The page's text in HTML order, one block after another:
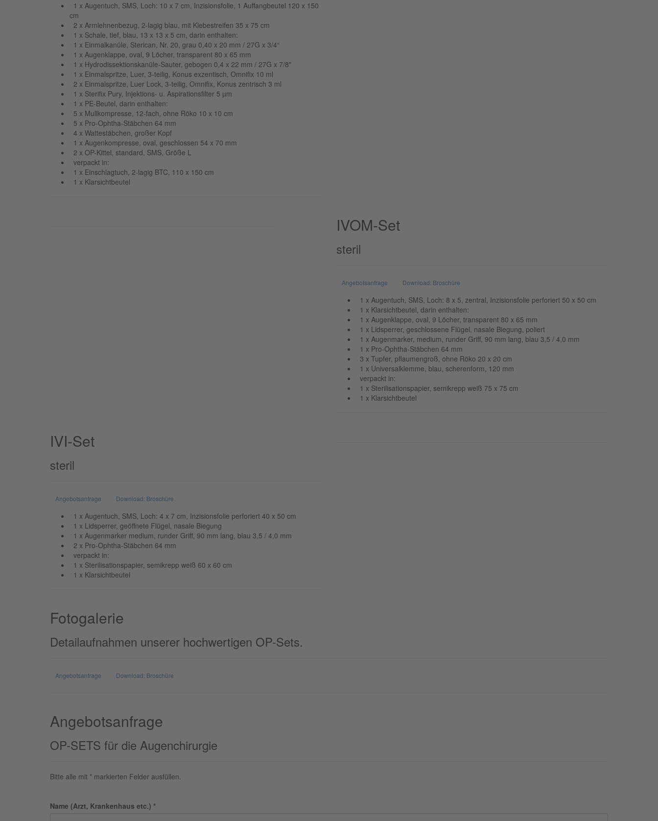
1 x Augentuch, SMS, Loch: 10 x 7 cm, Inzisionsfolie, 1 Auffangbeutel 120 x 150
cm
2 x Armlehnenbezug, 2-lagig blau, mit Klebestreifen 35 x 75 cm
1 x Schale, tief, blau, 13 x 13 x 5 cm, darin enthalten:
1 x Einmalkanüle, Sterican, Nr. 20, grau 0,40 x 20 mm / 27G x 3/4“
1 x Augenklappe, oval, 9 Löcher, transparent 80 x 65 mm
1 x Hydrodissektionskanüle-Sauter, gebogen 0,4 x 22 mm / 27G x 7/8"
1 x Einmalspritze, Luer, 3-teilig, Konus exzentisch, Omnifix 10 ml
2 x Einmalspritze, Luer Lock, 3-teilig, Omnifix, Konus zentrisch 3 ml
1 x Sterifix Pury, Injektions- u. Aspirationsfilter 5 µm
1 x PE-Beutel, darin enthalten:
5 x Mullkompresse, 12-fach, ohne Röko 10 x 10 cm
5 x Pro-Ophtha-Stäbchen 64 mm
4 x Wattestäbchen, großer Kopf
1 x Augenkompresse, oval, geschlossen 54 x 70 mm
2 x OP-Kittel, standard, SMS, Größe L
verpackt in:
1 x Einschlagtuch, 2-lagig BTC, 110 x 150 cm
1 x Klarsichtbeutel
IVOM-Set
steril
Angebotsanfrage Download: Broschüre
1 x Augentuch, SMS, Loch: 8 x 5, zentral, Inzisionsfolie perforiert 50 x 50 cm
1 x Klarsichtbeutel, darin enthalten:
1 x Augenklappe, oval, 9 Löcher, transparent 80 x 65 mm
1 x Lidsperrer, geschlossene Flügel, nasale Biegung, poliert
1 x Augenmarker, medium, runder Griff, 90 mm lang, blau 3,5 / 4,0 mm
1 x Pro-Ophtha-Stäbchen 64 mm
3 x Tupfer, pflaumengroß, ohne Röko 20 x 20 cm
1 x Universalklemme, blau, scherenform, 120 mm
verpackt in:
1 x Sterilisationspapier, semikrepp weiß 75 x 75 cm
1 x Klarsichtbeutel
IVI-Set
steril
Angebotsanfrage Download: Broschüre
1 x Augentuch, SMS, Loch: 4 x 7 cm, Inzisionsfolie perforiert 40 x 50 cm
1 x Lidsperrer, geöffnete Flügel, nasale Biegung
1 x Augenmarker medium, runder Griff, 90 mm lang, blau 3,5 / 4,0 mm
2 x Pro-Ophtha-Stäbchen 64 mm
verpackt in:
1 x Sterilisationspapier, semikrepp weiß 60 x 60 cm
1 x Klarsichtbeutel
Fotogalerie
Detailaufnahmen unserer hochwertigen OP-Sets.
Angebotsanfrage Download: Broschüre
Angebotsanfrage
OP-SETS für die Augenchirurgie
Bitte alle mit * markierten Felder ausfüllen.
Name (Arzt, Krankenhaus etc.) *